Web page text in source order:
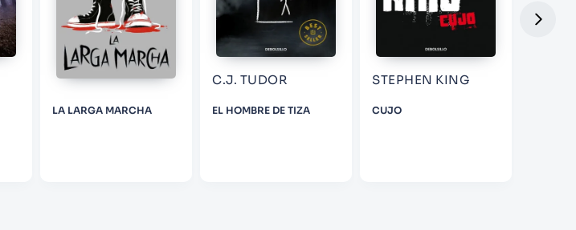
LA LARGA MARCHA
C.J. TUDOR
EL HOMBRE DE TIZA
STEPHEN KING
CUJO